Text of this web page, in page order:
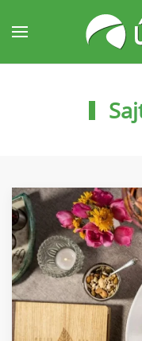
Fő tartalom